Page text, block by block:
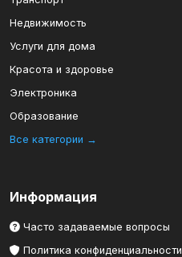
Недвижимость
Услуги для дома
Красота и здоровье
Электроника
Образование
Все категории →
Информация
Часто задаваемые вопросы
Политика конфиденциальности